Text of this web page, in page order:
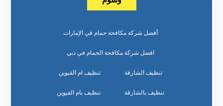
أفضل شركة مكافحة حمام في الإمارات
افضل شركة مكافحة الحمام في دبي
تنظيف الشارقة تنظيف ام القيوين
تنظيف بالشارقة تنظيف بام القيوين